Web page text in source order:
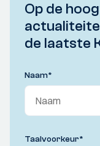
Op de
de laatste
Naam*
Taalvoorkeur*